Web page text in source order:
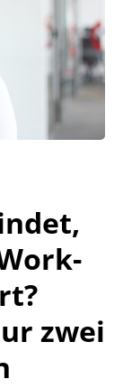
zwei